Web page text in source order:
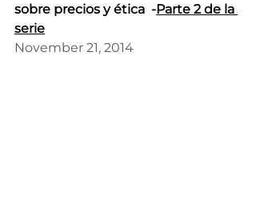
sobre precios y ética  -Parte 2 de la
serie
November 21, 2014